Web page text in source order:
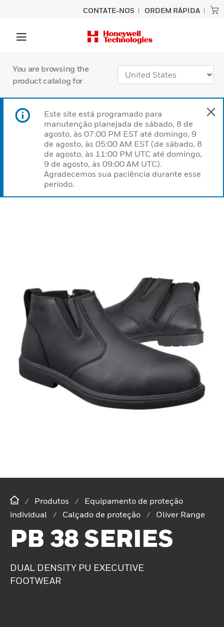
CONTATE-NOS ORDEM RÁPIDA
You are browsing the
product catalog for
Este site está programado para
manutenção planejada de sábado, 8 de
agosto, às 07:00 PM EST até domingo, 9
de agosto, às 05:00 AM EST (de sábado, 8
de agosto, às 11:00 PM UTC até domingo,
9 de agosto, às 09:00 AM UTC).
Agradecemos sua paciência durante esse
período.
Produtos
Equipamento de proteção
individual
Calçado de proteção Oliver Range
PB 38 SERIES
DUAL DENSITY PU EXECUTIVE
FOOTWEAR